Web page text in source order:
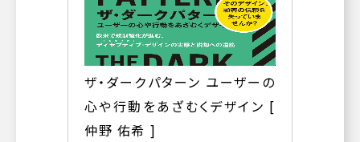
ザ・ダークパターン ユーザーの
心や行動をあざむくデザイン [
仲野 佑希 ]